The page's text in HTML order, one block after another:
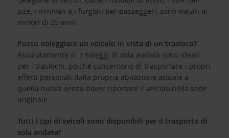
size, i minivan e i furgoni per passeggeri, sono vietati ai
minori di 25 anni.
Posso noleggiare un veicolo in vista di un trasloco?
Assolutamente sì. I noleggi di sola andata sono ideali
per i traslochi, poiché consentono di trasportare i propri
effetti personali dalla propria abitazione attuale a
quella nuova senza dover riportare il veicolo nella sede
originale.
Tutti i tipi di veicoli sono disponibili per il trasporto di
sola andata?